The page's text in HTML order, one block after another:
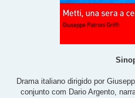
Drama italiano dirigido por
conjunto com Dario Argento,